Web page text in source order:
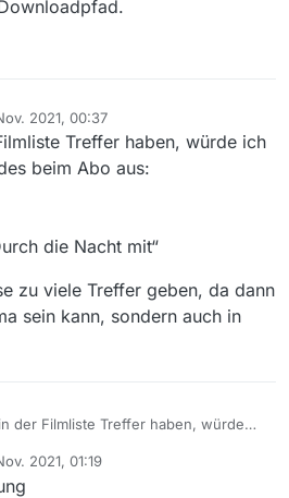
2021, 00:37
Treffer haben, würde ich
beim Abo aus:
die Nacht mit“
zu viele Treffer geben, da dann
sein kann, sondern auch in
der Filmliste Treffer haben, würde
zu viele Treffer geben, da
Titel, Thema sein kann, sondern
2021, 01:19